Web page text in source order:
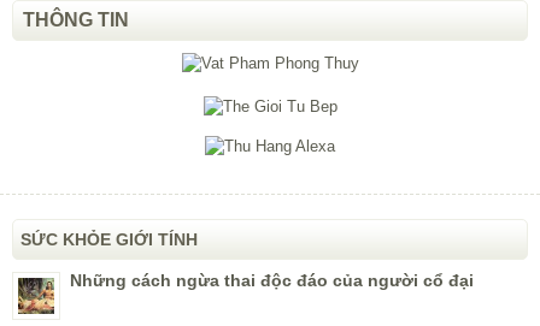
THÔNG TIN
SỨC KHỎE GIỚI TÍNH
Những cách ngừa thai độc đáo của người cổ đại